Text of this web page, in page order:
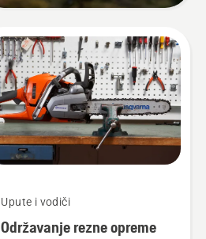
Upute i vodiči
Održavanje rezne opreme